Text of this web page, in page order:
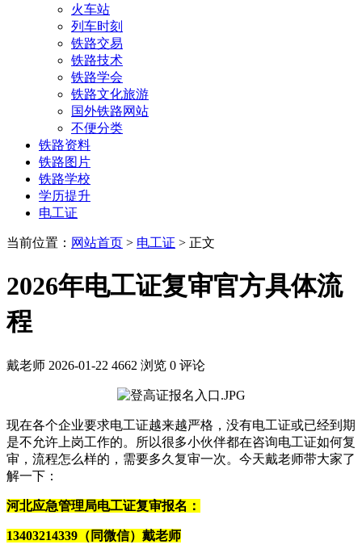
火车站
列车时刻
铁路交易
铁路技术
铁路学会
铁路文化旅游
国外铁路网站
不便分类
铁路资料
铁路图片
铁路学校
学历提升
电工证
当前位置： 网站首页 > 电工证 > 正文
2026年电工证复审官方具体流
程
戴老师 2026-01-22 4662 浏览 0 评论
现在各个企业要求电工证越来越严格，没有电工证或已经到期
是不允许上岗工作的。所以很多小伙伴都在咨询电工证如何复
审，流程怎么样的，需要多久复审一次。今天戴老师带大家了
解一下：
河北应急管理局电工证复审报名：
13403214339（同微信）戴老师